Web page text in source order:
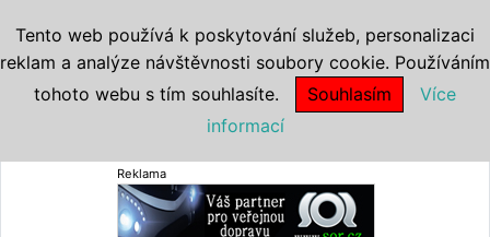
Reklama
Tento web používá k poskytování služeb, personalizaci
reklam a analýze návštěvnosti soubory cookie. Používáním
tohoto webu s tím souhlasíte.
Souhlasím
Více
informací